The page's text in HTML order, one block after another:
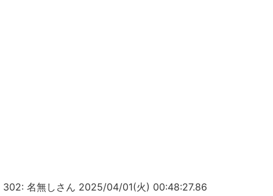
302: 名無しさん 2025/04/01(火) 00:48:27.86